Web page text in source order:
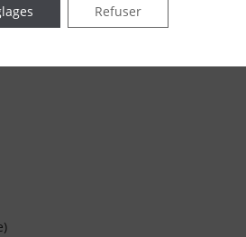
DANS LE DÉPARTEMENT DU 92 -
Refuser